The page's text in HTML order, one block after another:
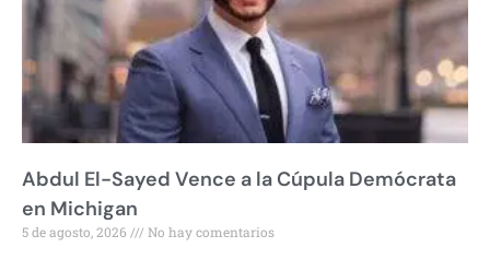
Abdul El-Sayed Vence a la Cúpula Demócrata
en Michigan
5 de agosto, 2026 No hay comentarios